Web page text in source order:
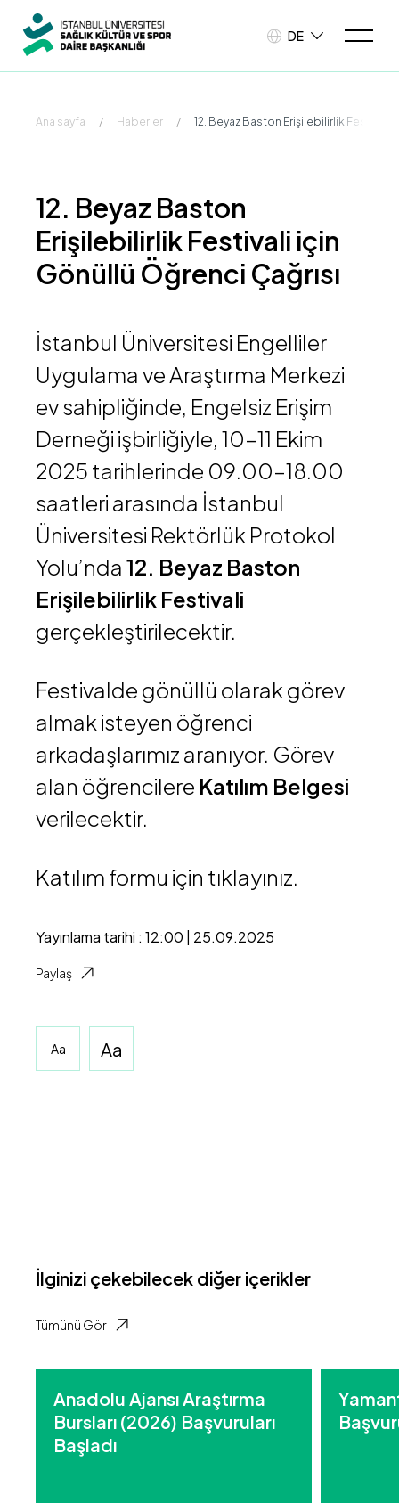
DE
Ana sayfa / Haberler / 12. Beyaz Baston Erişilebilirlik Festivali
12. Beyaz Baston
Erişilebilirlik Festivali için
Gönüllü Öğrenci Çağrısı
İstanbul Üniversitesi Engelliler
Uygulama ve Araştırma Merkezi
ev sahipliğinde, Engelsiz Erişim
Derneği işbirliğiyle, 10–11 Ekim
2025 tarihlerinde 09.00–18.00
saatleri arasında İstanbul
Üniversitesi Rektörlük Protokol
Yolu’nda 12. Beyaz Baston
Erişilebilirlik Festivali
gerçekleştirilecektir.
Festivalde gönüllü olarak görev
almak isteyen öğrenci
arkadaşlarımız aranıyor. Görev
alan öğrencilere Katılım Belgesi
verilecektir.
Katılım formu için tıklayınız.
Yayınlama tarihi : 12:00 | 25.09.2025
Paylaş
Aa Aa
İlginizi çekebilecek diğer içerikler
Tümünü Gör
Anadolu Ajansı Araştırma
Bursları (2026) Başvuruları
Başladı